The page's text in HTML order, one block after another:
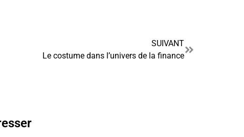
SUIVANT
Le costume dans l’univers de la finance